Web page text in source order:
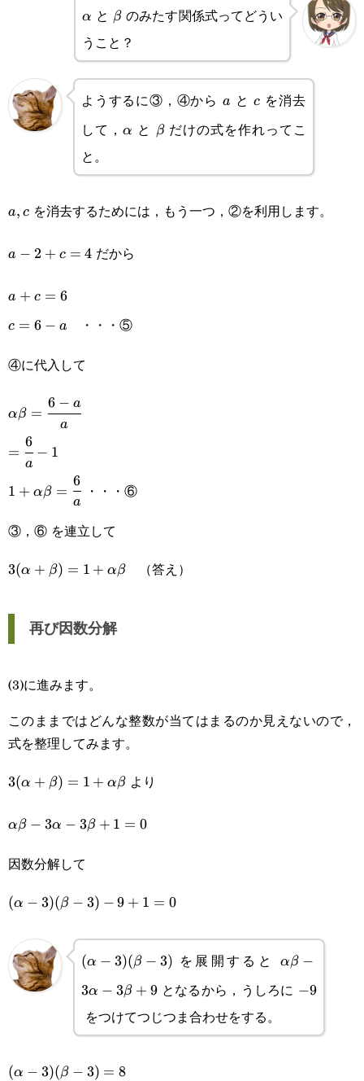
\alpha
α と \beta
β のみたす関係式ってどうい
うこと？
ようするに③，④から a
a とc
c を消去
して， \alpha
α と \beta
βだけの式を作れってこ
と。
a,c
a, cを消去するためには，もう一つ，②を利用します。
a-
a − 2 + c = 4 だから
a+c=6
a + c = 6
c=6-
a
c = 6 − a ・・・⑤
④に代入して
\alpha\beta=\cfrac{6-
a}{a}
αβ =
a
6 − a
=\cfrac{6}
{a}-1
=
a
6
− 1
1+\alpha\beta=\cfrac{6}
1 + αβ =
a
6
・・・⑥
③，⑥ を連立して
3(\alpha+\beta)=1+\alpha\beta
3(α + β) = 1 + αβ （答え）
再び因数分解
(3)に進みます。
このままではどんな整数が当てはまるのか見えないので，
式を整理してみます。
3(\alpha+\beta)=1+\alpha\beta
3(α + β) = 1 + αβ より
\alpha\beta-
αβ − 3α − 3β + 1 = 0
因数分解して
(\alpha-
3)-9+1=0
(α − 3)(β − 3) − 9 + 1 = 0
(\alpha-
3)
(\beta-
(α − 3)(β − 3) を展開すると\alpha\beta-
3\alpha-
αβ −
3α − 3β + 9となるから，うしろに -9
−9
をつけてつじつま合わせをする。
(\alpha-
(α − 3)(β − 3) = 8